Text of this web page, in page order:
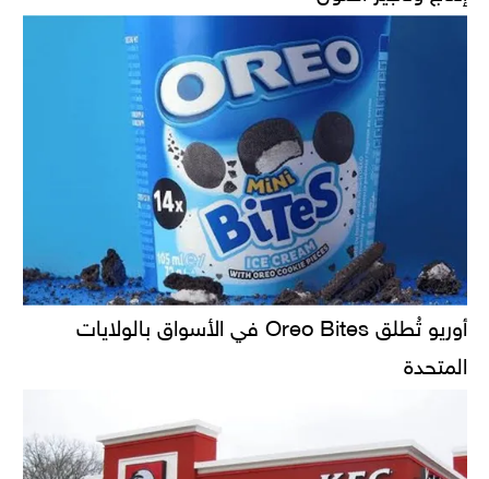
أوريو تُطلق Oreo Bites في الأسواق بالولايات
المتحدة